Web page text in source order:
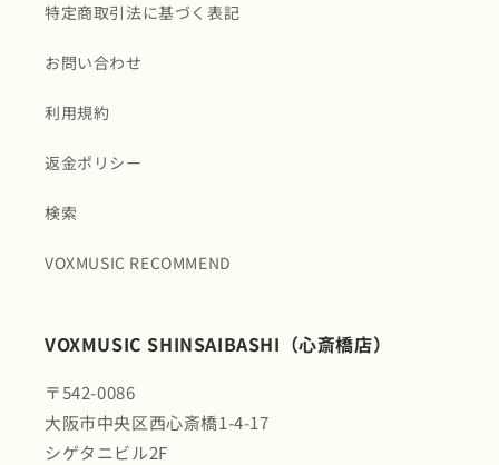
特定商取引法に基づく表記
お問い合わせ
利用規約
返金ポリシー
検索
VOXMUSIC RECOMMEND
VOXMUSIC SHINSAIBASHI（心斎橋店）
〒542-0086
大阪市中央区西心斎橋1-4-17
シゲタニビル2F